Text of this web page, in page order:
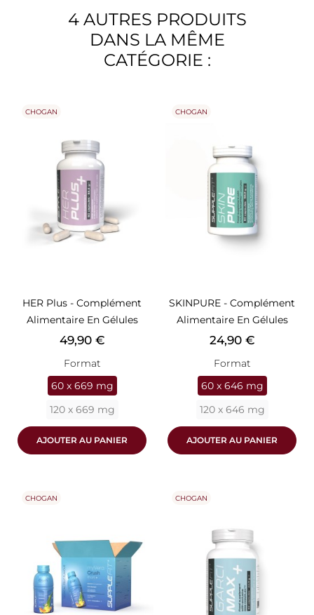
4 AUTRES PRODUITS
DANS LA MÊME
CATÉGORIE :
HER Plus - Complément
Alimentaire En Gélules
Prix
49,90 €
Format
60 x 669 mg
120 x 669 mg
AJOUTER AU PANIER
CHOGAN
SKINPURE - Complément
Alimentaire En Gélules
Prix
24,90 €
Format
60 x 646 mg
120 x 646 mg
AJOUTER AU PANIER
CHOGAN
CHOGAN CHOGAN